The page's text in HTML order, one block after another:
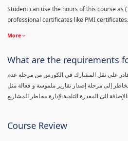
Student can use the hours of this course as
professional certificates like PMI certificates.
More
What are the requirements
3 ساعات قادر على نقل المشارك في الكورس من مرحلة عدم
إلى مرحلة إصدار تقارير ملموسة و فعالة مثل
Course Review